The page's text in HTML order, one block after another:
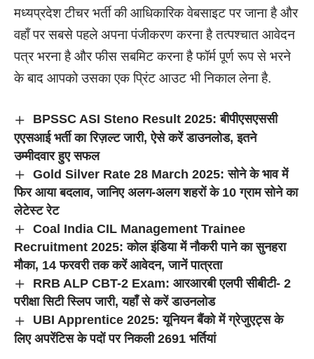
मध्यप्रदेश टीचर भर्ती की आधिकारिक वेबसाइट पर जाना है और
वहाँ पर सबसे पहले अपना पंजीकरण करना है तत्पश्चात आवेदन
पत्र भरना है और फीस सबमिट करना है फॉर्म पूर्ण रूप से भरने
के बाद आपको उसका एक प्रिंट आउट भी निकाल लेना है.
BPSSC ASI Steno Result 2025: बीपीएसएससी
एएसआई भर्ती का रिज़ल्ट जारी, ऐसे करें डाउनलोड, इतने
उम्मीदवार हुए सफल
Gold Silver Rate 28 March 2025: सोने के भाव में
फिर आया बदलाव, जानिए अलग-अलग शहरों के 10 ग्राम सोने का
लेटेस्ट रेट
Coal India CIL Management Trainee
Recruitment 2025: कोल इंडिया में नौकरी पाने का सुनहरा
मौका, 14 फरवरी तक करें आवेदन, जानें पात्रता
RRB ALP CBT-2 Exam: आरआरबी एलपी सीबीटी- 2
परीक्षा सिटी स्लिप जारी, यहाँ से करें डाउनलोड
UBI Apprentice 2025: यूनियन बैंको में ग्रेजुएट्स के
लिए अपरेंटिस के पदों पर निकली 2691 भर्तियां